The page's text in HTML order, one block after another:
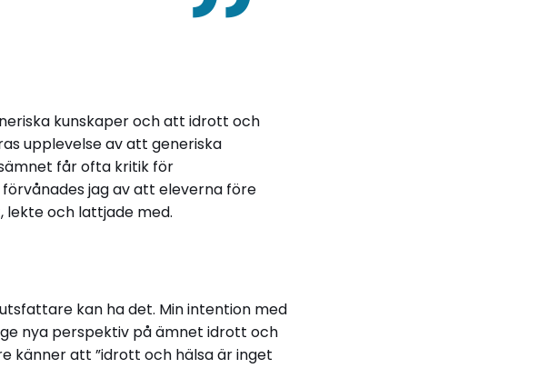
kunskaper och att idrott och
upplevelse av att generiska
får ofta kritik för
jag av att eleverna före
lekte och lattjade med.
kan ha det. Min intention med
nya perspektiv på ämnet idrott och
känner att ”idrott och hälsa är inget